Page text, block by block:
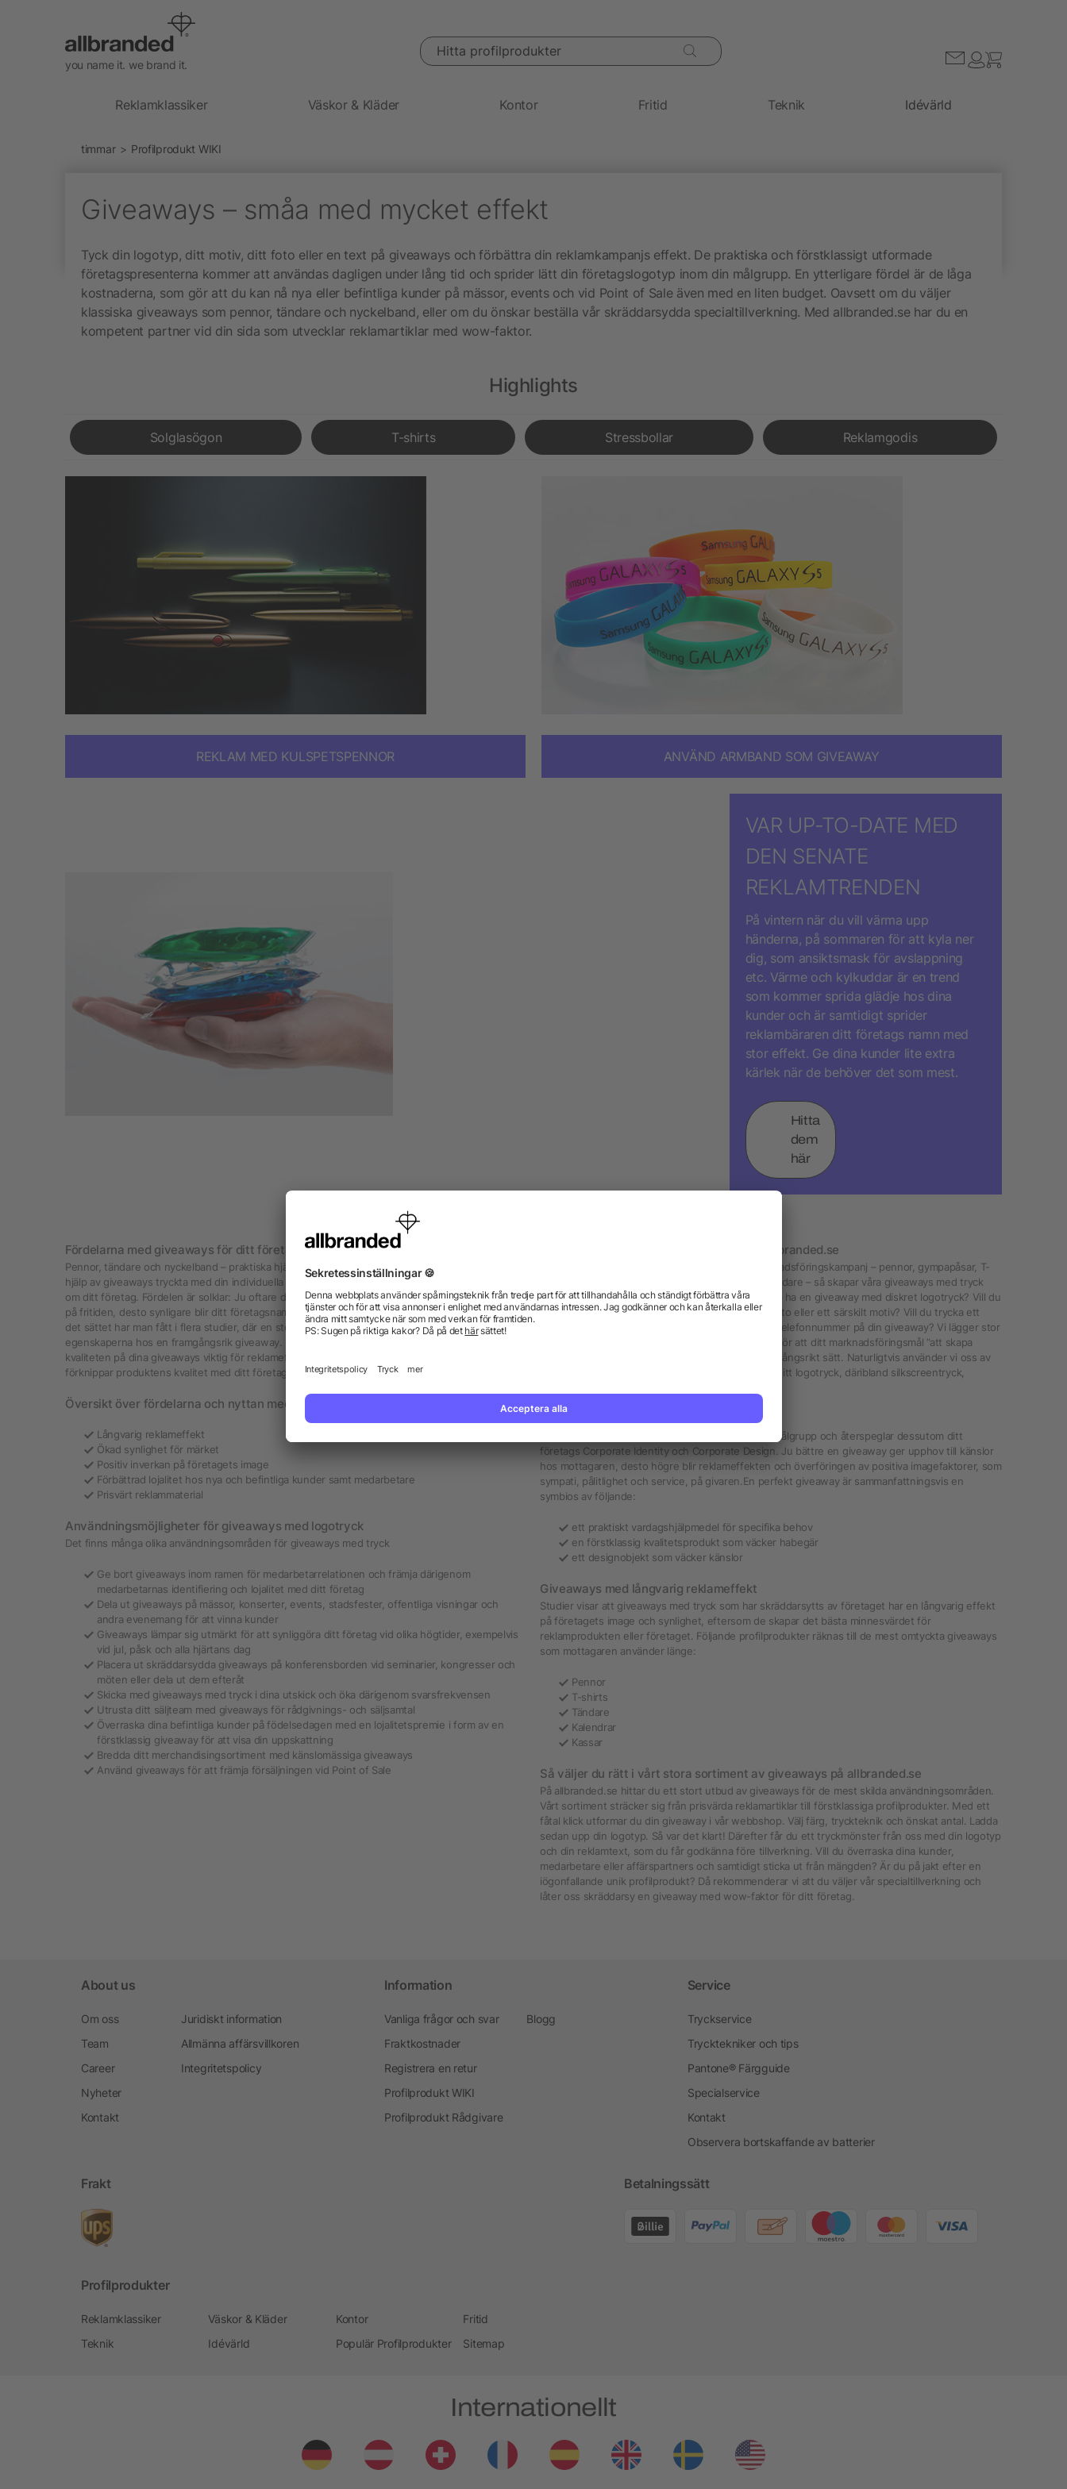
you name it. we brand it.
Hitta profilprodukter
Reklamklassiker Väskor & Kläder Kontor Fritid Teknik Idévärld
timmar Profilprodukt WIKI
Giveaways – småa med mycket effekt
Tyck din logotyp, ditt motiv, ditt foto eller en text på giveaways och förbättra din reklamkampanjs effekt. De praktiska och förstklassigt utformade
företagspresenterna kommer att användas dagligen under lång tid och sprider lätt din företagslogotyp inom din målgrupp. En ytterligare fördel är de låga
kostnaderna, som gör att du kan nå nya eller befintliga kunder på mässor, events och vid Point of Sale även med en liten budget. Oavsett om du väljer
klassiska giveaways som pennor, tändare och nyckelband, eller om du önskar beställa vår skräddarsydda specialtillverkning. Med allbranded.se har du en
kompetent partner vid din sida som utvecklar reklamartiklar med wow-faktor.
Highlights
Solglasögon T-shirts Stressbollar Reklamgodis
REKLAM MED KULSPETSPENNOR ANVÄND ARMBAND SOM GIVEAWAY
VAR UP-TO-DATE MED
DEN SENATE
REKLAMTRENDEN
På vintern när du vill värma upp
händerna, på sommaren för att kyla ner
dig, som ansiktsmask för avslappning
etc. Värme och kylkuddar är en trend
som kommer sprida glädje hos dina
kunder och är samtidigt sprider
reklambäraren ditt företags namn med
stor effekt. Ge dina kunder lite extra
kärlek när de behöver det som mest.
Hitta
dem
här
Fördelarna med giveaways för ditt företag
Pennor, tändare och nyckelband – praktiska hjälpmedel som vi alla har nytta av i vardagen. Med
hjälp av giveaways tryckta med din individuella företagslogotyp påminner du ständigt dina kunder
om ditt företag. Fördelen är solklar: Ju oftare dina giveaways används på kontoret, i hemmet eller
på fritiden, desto synligare blir ditt företagsnamn för dina kunder. Bevis för att det förhåller sig på
det sättet har man fått i flera studier, där en stor daglig användning listas som en av de viktigaste
egenskaperna hos en framgångsrik giveaway. Utöver funktionalitet och praktisk användbarhet är
kvaliteten på dina giveaways viktig för reklameffekten, eftersom mottagaren automatiskt
förknippar produktens kvalitet med ditt företag
Översikt över fördelarna och nyttan med giveaways
Långvarig reklameffekt
Ökad synlighet för märket
Positiv inverkan på företagets image
Förbättrad lojalitet hos nya och befintliga kunder samt medarbetare
Prisvärt reklammaterial
Användningsmöjligheter för giveaways med logotryck
Det finns många olika användningsområden för giveaways med tryck
Ge bort giveaways inom ramen för medarbetarrelationen och främja därigenom
medarbetarnas identifiering och lojalitet med ditt företag
Dela ut giveaways på mässor, konserter, events, stadsfester, offentliga visningar och
andra evenemang för att vinna kunder
Giveaways lämpar sig utmärkt för att synliggöra ditt företag vid olika högtider, exempelvis
vid jul, påsk och alla hjärtans dag
Placera ut skräddarsydda giveaways på konferensborden vid seminarier, kongresser och
möten eller dela ut dem efteråt
Skicka med giveaways med tryck i dina utskick och öka därigenom svarsfrekvensen
Utrusta ditt säljteam med giveaways för rådgivnings- och säljsamtal
Överraska dina befintliga kunder på födelsedagen med en lojalitetspremie i form av en
förstklassig giveaway för att visa din uppskattning
Bredda ditt merchandisingsortiment med känslomässiga giveaways
Använd giveaways för att främja försäljningen vid Point of Sale
Beställ enkelt giveaways med tryck från allbranded.se
Oavsett vilken profilprodukt du väljer för din marknadsföringskampanj – pennor, gympapåsar, T-
shirts, USB-minnen, solglasögon, tygpåsar eller tändare – så skapar våra giveaways med tryck
från allbranded.se en långvarig reklameffekt. Vill du ha en giveaway med diskret logotryck? Vill du
att din giveaway utformas med ett iögonfallande foto eller ett särskilt motiv? Vill du trycka ett
speciellt reklambudskap, din webbadress eller ett telefonnummer på din giveaway? Vi lägger stor
vikt vid att placera din reklam på ett optimalt ställe för att ditt marknadsföringsmål ”att skapa
synlighet hos mottagaren” ska uppnås på ett framgångsrikt sätt. Naturligtvis använder vi oss av
de modernaste förädlingsteknikerna när vi skapar ditt logotryck, däribland silkscreentryck,
Effektiva giveaways är optimalt anpassade till din målgrupp och återspeglar dessutom ditt
företags Corporate Identity och Corporate Design. Ju bättre en giveaway ger upphov till känslor
hos mottagaren, desto högre blir reklameffekten och överföringen av positiva imagefaktorer, som
sympati, pålitlighet och service, på givaren.En perfekt giveaway är sammanfattningsvis en
symbios av följande:
ett praktiskt vardagshjälpmedel för specifika behov
en förstklassig kvalitetsprodukt som väcker habegär
ett designobjekt som väcker känslor
Giveaways med långvarig reklameffekt
Studier visar att giveaways med tryck som har skräddarsytts av företaget har en långvarig effekt
på företagets image och synlighet, eftersom de skapar det bästa minnesvärdet för
reklamprodukten eller företaget. Följande profilprodukter räknas till de mest omtyckta giveaways
som mottagaren använder länge:
Pennor
T-shirts
Tändare
Kalendrar
Kassar
Så väljer du rätt i vårt stora sortiment av giveaways på allbranded.se
På allbranded.se hittar du ett stort utbud av giveaways för de mest skilda användningsområden.
Vårt sortiment sträcker sig från prisvärda reklamartiklar till förstklassiga profilprodukter. Med ett
fåtal klick utformar du din giveaway i vår webbshop. Välj färg, tryckteknik och önskat antal. Ladda
sedan upp din logotyp. Så var det klart! Därefter får du ett tryckmönster från oss med din logotyp
och din reklamtext, som du får godkänna före tillverkning. Vill du överraska dina kunder,
medarbetare eller affärspartners och samtidigt sticka ut från mängden? Är du på jakt efter en
iögonfallande unik profilprodukt? Då rekommenderar vi att du väljer vår specialtillverkning och
låter oss skräddarsy en giveaway med wow-faktor för ditt företag.
About us
Om oss
Team
Career
Nyheter
Kontakt
Juridiskt information
Allmänna affärsvillkoren
Integritetspolicy
Information
Vanliga frågor och svar
Fraktkostnader
Registrera en retur
Profilprodukt WIKI
Profilprodukt Rådgivare
Blogg
Service
Tryckservice
Trycktekniker och tips
Pantone® Färgguide
Specialservice
Kontakt
Observera bortskaffande av batterier
Frakt Betalningssätt
Profilprodukter
Reklamklassiker Väskor & Kläder Kontor
Fritid
Teknik
Idévärld Populär Profilprodukter Sitemap
Internationellt